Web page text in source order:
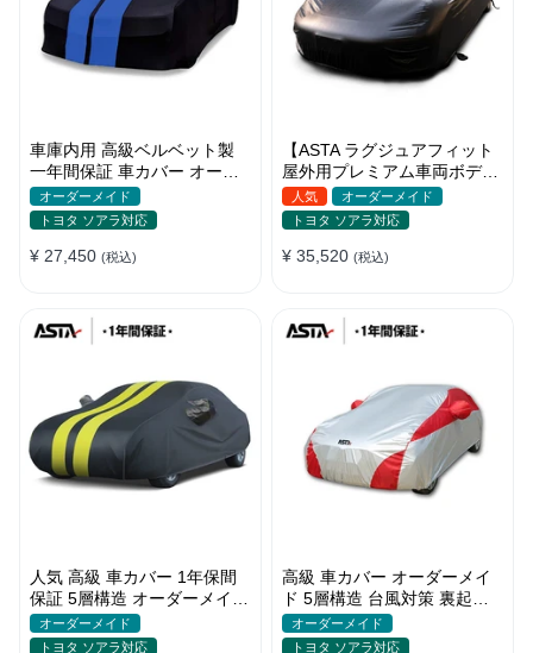
車庫内用 高級ベルベット製
一年間保証 車カバー オーダ
ーメイド 水洗いOK 防塵防汚
軽/普自動車 SUV
オーダーメイド
トヨタ ソアラ対応
¥ 27,450 (税込)
【ASTA ラグジュアフィット
屋外用プレミアム車両ボディ
カバー】オーダーメイド PU
レザー 車カバー 裏起毛 防水
防風 耐久性
人気
オーダーメイド
トヨタ ソアラ対応
¥ 35,520 (税込)
人気 高級 車カバー 1年保間
保証 5層構造 オーダーメイド
裏起毛 台風対策 防水 コーデ
ィング保護
オーダーメイド
トヨタ ソアラ対応
高級 車カバー オーダーメイ
ド 5層構造 台風対策 裏起毛
車種専用 コーディング保護
日焼け防止
オーダーメイド
トヨタ ソアラ対応